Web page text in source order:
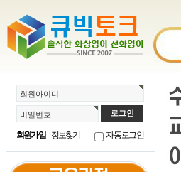
회원아이디
비밀번호
회원가입 정보찾기 자동로그인